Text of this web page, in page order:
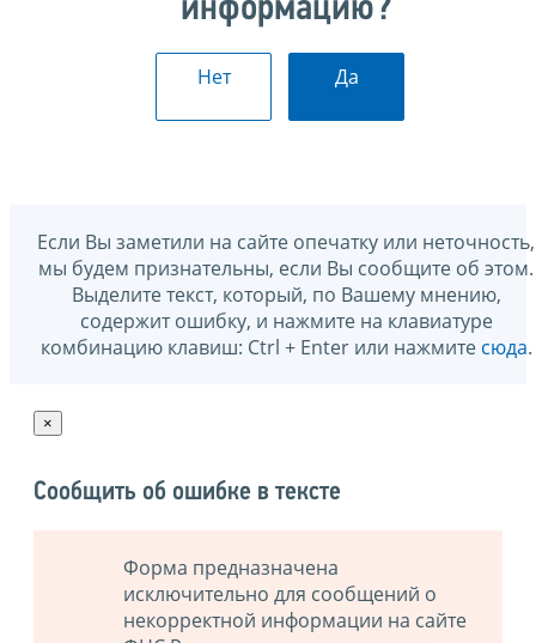
информацию?
Нет Да
Если Вы заметили на сайте опечатку или неточность,
мы будем признательны, если Вы сообщите об этом.
Выделите текст, который, по Вашему мнению,
содержит ошибку, и нажмите на клавиатуре
комбинацию клавиш: Ctrl + Enter или нажмите сюда.
×
Сообщить об ошибке в тексте
Форма предназначена
исключительно для сообщений о
некорректной информации на сайте